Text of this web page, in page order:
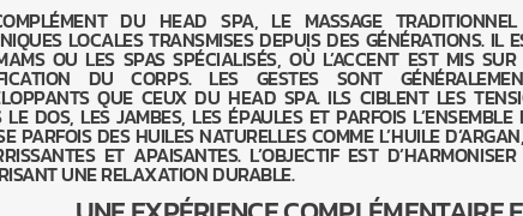
DU HEAD SPA, LE MASSAGE
LOCALES TRANSMISES DEPUIS DES GÉNÉRATIONS. IL
OU LES SPAS SPÉCIALISÉS, OÙ L’ACCENT EST MIS
DU CORPS. LES GESTES SONT
QUE CEUX DU HEAD SPA. ILS CIBLENT LES
LE DOS, LES JAMBES, LES ÉPAULES ET PARFOIS
PARFOIS DES HUILES NATURELLES COMME L’HUILE
ET APAISANTES. L’OBJECTIF EST
UNE RELAXATION DURABLE.